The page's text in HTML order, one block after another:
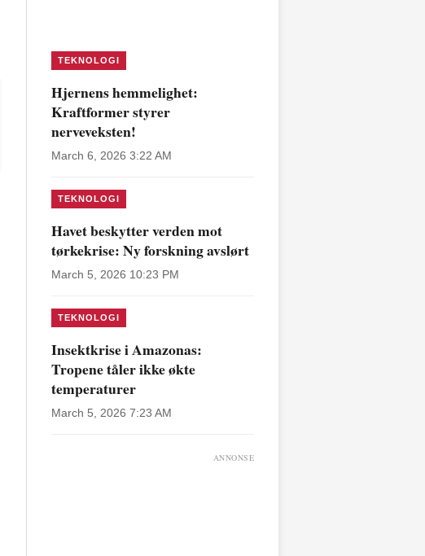
TEKNOLOGI
Hjernens hemmelighet:
Kraftformer styrer
nerveveksten!
March 6, 2026 3:22 AM
TEKNOLOGI
Havet beskytter verden mot
tørkekrise: Ny forskning avslørt
March 5, 2026 10:23 PM
TEKNOLOGI
Insektkrise i Amazonas:
Tropene tåler ikke økte
temperaturer
March 5, 2026 7:23 AM
ANNONSE